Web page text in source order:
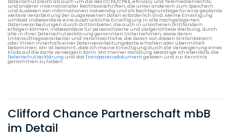
Datenschutzrecht als auch um die des CCPA/CPRA, ePrivacy und Telemedienrechts,
und anderer internationaler Rechtsvorschriften, die unter anderem zum Speichern
und Auslesen von Informationen notwendig und als Rechtsgrundlage für eine geplante
weitere Verarbeitung der ausgelesenen Daten erforderlich sind. Meine Einwilligung
umfasst insbesondere eine ausdrückliche Einwilligung in alle nachgelagerten
Datenverarbeitungen durch Drittanbieter, die auch in unsicheren Drittländern
erfolgen können, insbesondere für personalisierte und zielgerichtete Werbung, durch
alle in ihrer Datenschutzerklärung genannten Unternehmen, sowie deren
Unterauftragsverarbeiter und Verantwortliche, die Daten von diesen Drittanbietern
oder ihnen innerhalb einer Datenverarbeitungskette erhalten oder übermittelt
bekommen. Mir ist bekannt, dass ich meine Einwilligung durch die Verweigerung eines
Klicks auf die Karte verweigern kann. Mit meiner Handlung bestätige ich ebenfalls, die
Datenschutzerklärung und dasTransparenzdokumentgelesen und zur Kenntnis
genommen zu haben.
Clifford Chance Partnerschaft mbB
im Detail